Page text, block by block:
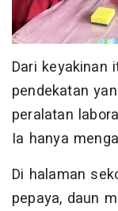
Dari keyakinan
pendekatan
peralatan
Ia hanya
Di halaman
pepaya, daun